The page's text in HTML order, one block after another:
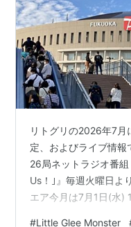
リトグリの2026年7月
定、およびライブ情
26局ネットラジオ番
Us！｣』毎週火曜日よ
エア今月は7月1日(水)
#Little Glee Monster